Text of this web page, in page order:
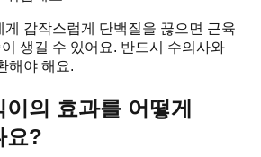
게 갑작스럽게 단백질을 끊으면 근육
생길 수 있어요. 반드시 수의사와
해야 해요.
의 효과를 어떻게
요?